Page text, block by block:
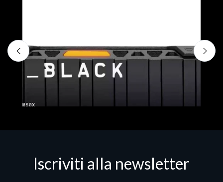
Iscriviti alla newsletter